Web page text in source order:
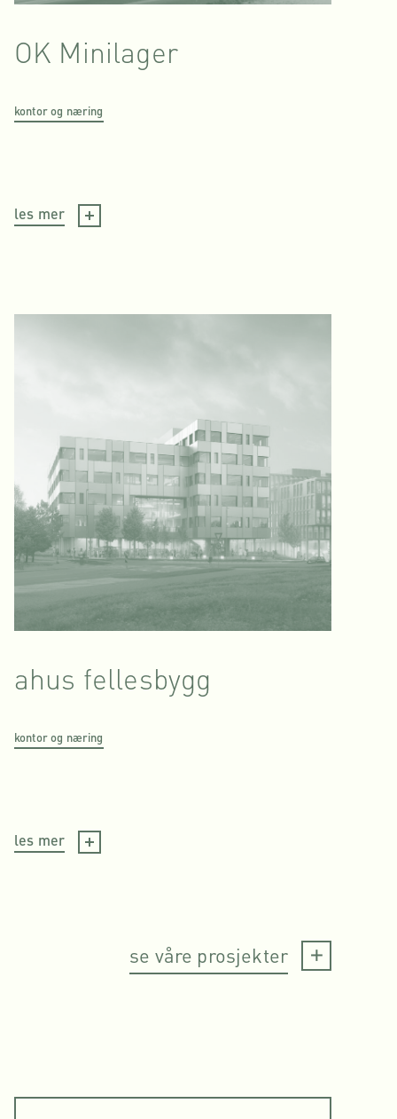
OK Minilager
kontor og næring
les mer
ahus fellesbygg
kontor og næring
les mer
se våre prosjekter